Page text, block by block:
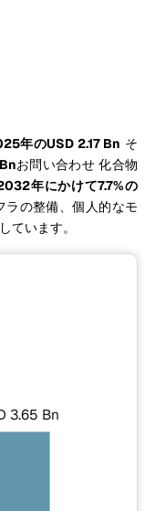
年のUSD 2.17 Bn そ
お問い合わせ 化合物
年にかけて7.7%の
ラの整備、個人的なモ
ています。
3.65 Bn